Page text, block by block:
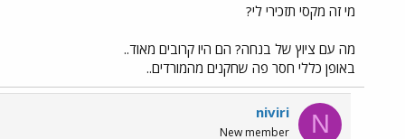
מי זה מקסי תזכירי לי?
מה עם ציוץ של בנחה? הם היו קרובים מאוד..
באופן כללי חסר פה שחקנים מהמורדים..
N
niviri
New member